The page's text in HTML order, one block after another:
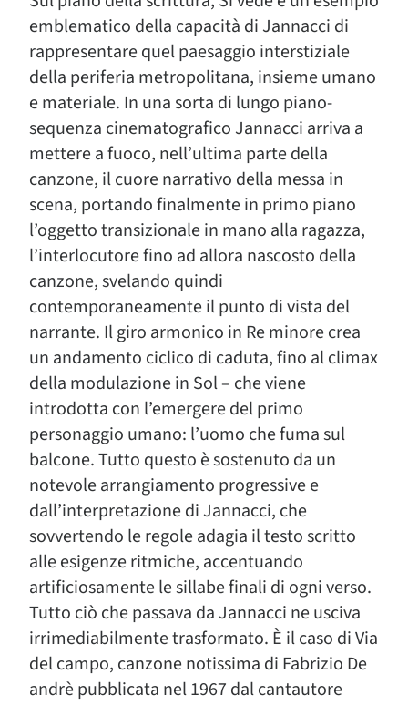
emblematico della capacità di Jannacci di
rappresentare quel paesaggio interstiziale
della periferia metropolitana, insieme umano
e materiale. In una sorta di lungo piano-
sequenza cinematografico Jannacci arriva a
mettere a fuoco, nell’ultima parte della
canzone, il cuore narrativo della messa in
scena, portando finalmente in primo piano
l’oggetto transizionale in mano alla ragazza,
l’interlocutore fino ad allora nascosto della
canzone, svelando quindi
contemporaneamente il punto di vista del
narrante. Il giro armonico in Re minore crea
un andamento ciclico di caduta, fino al climax
della modulazione in Sol – che viene
introdotta con l’emergere del primo
personaggio umano: l’uomo che fuma sul
balcone. Tutto questo è sostenuto da un
notevole arrangiamento progressive e
dall’interpretazione di Jannacci, che
sovvertendo le regole adagia il testo scritto
alle esigenze ritmiche, accentuando
artificiosamente le sillabe finali di ogni verso.
Tutto ciò che passava da Jannacci ne usciva
irrimediabilmente trasformato. È il caso di Via
del campo, canzone notissima di Fabrizio De
andrè pubblicata nel 1967 dal cantautore